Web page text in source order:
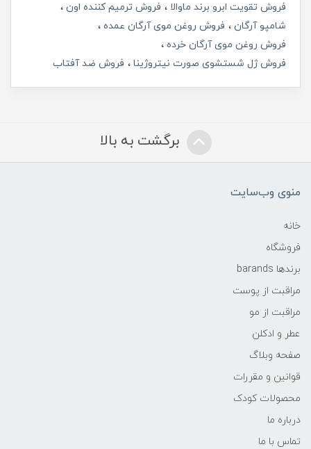
فروش تقویت ابرو برند ماوالا
فروش ترمیم کننده اون
شامپو آرگان
فروش روغن موی آرگان عمده
فروش روغن موی آرگان خرده
فروش ژل شستشوی صورت نیتروژینا
فروش ضد آفتاب
برگشت به بالا
منوی وب‌سایت
خانه
فروشگاه
برندها barands
مراقبت از پوست
مراقبت از مو
عطر و ادکلن
صفحه وبلاگ
قوانین و مقررات
محصولات کودک
درباره ما
تماس با ما